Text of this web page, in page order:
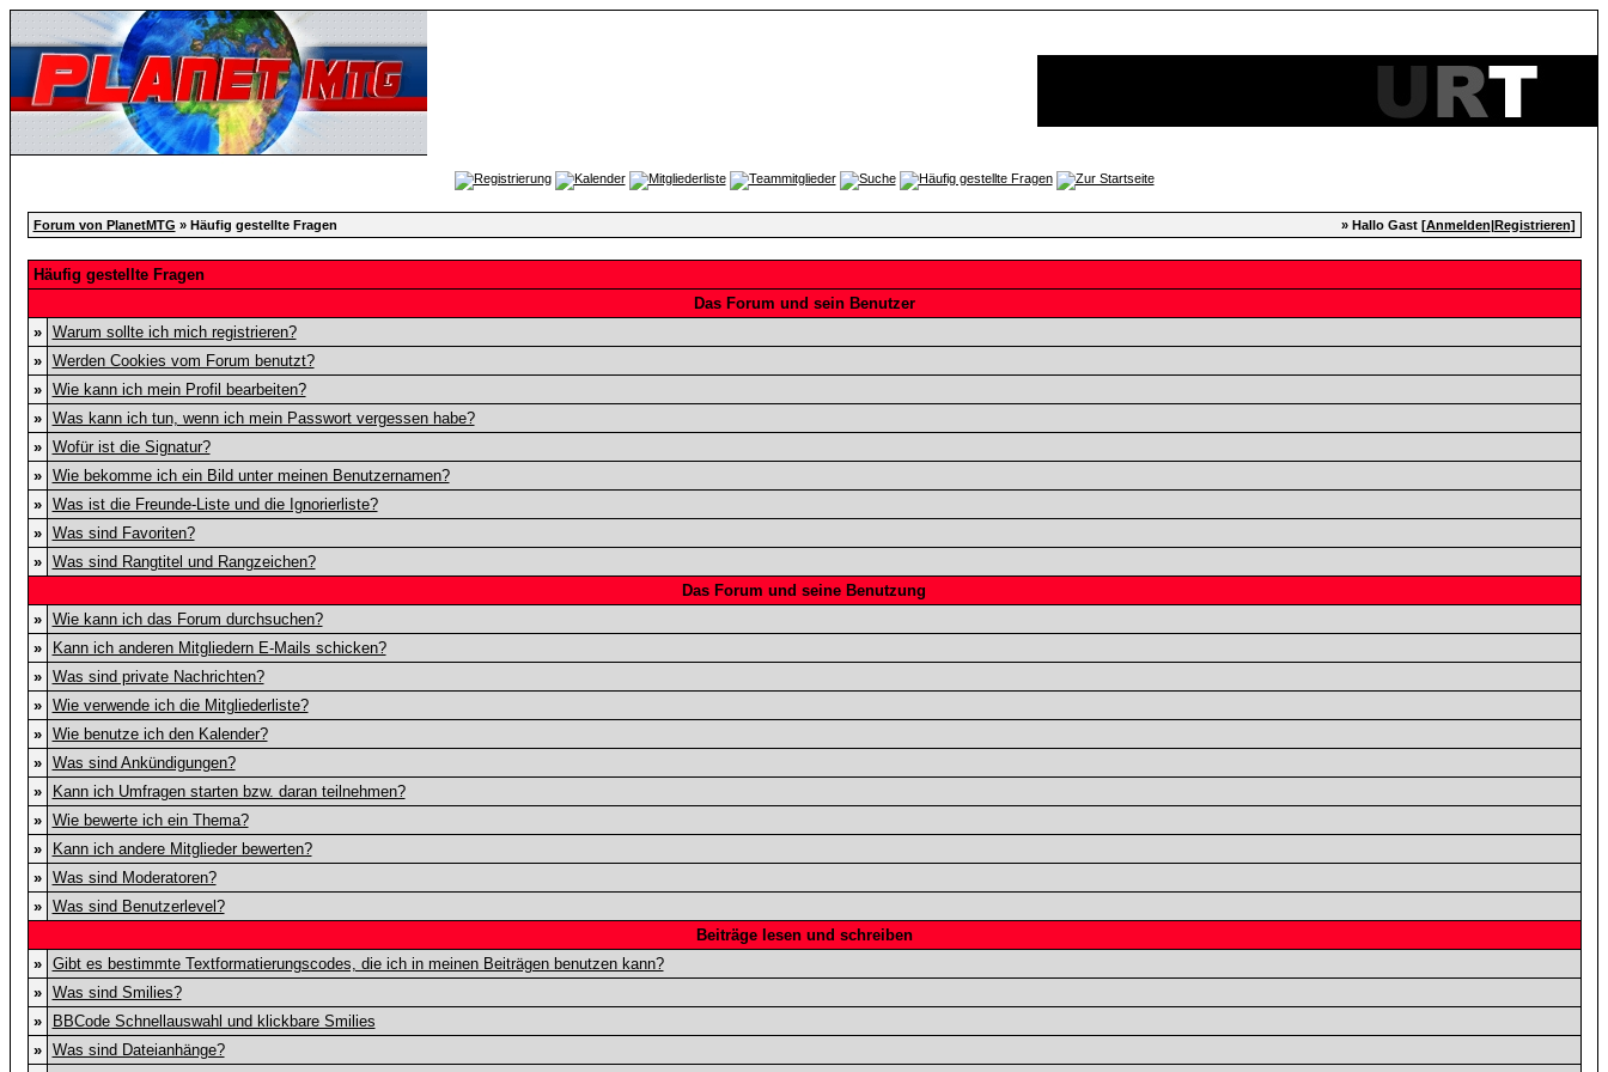
Forum von PlanetMTG » Häufig gestellte Fragen » Hallo Gast [Anmelden|Registrieren]
Häufig gestellte Fragen
Das Forum und sein Benutzer
»
Warum sollte ich mich registrieren?
»
Werden Cookies vom Forum benutzt?
»
Wie kann ich mein Profil bearbeiten?
»
Was kann ich tun, wenn ich mein Passwort vergessen habe?
»
Wofür ist die Signatur?
»
Wie bekomme ich ein Bild unter meinen Benutzernamen?
»
Was ist die Freunde-Liste und die Ignorierliste?
»
Was sind Favoriten?
»
Was sind Rangtitel und Rangzeichen?
Das Forum und seine Benutzung
»
Wie kann ich das Forum durchsuchen?
»
Kann ich anderen Mitgliedern E-Mails schicken?
»
Was sind private Nachrichten?
»
Wie verwende ich die Mitgliederliste?
»
Wie benutze ich den Kalender?
»
Was sind Ankündigungen?
»
Kann ich Umfragen starten bzw. daran teilnehmen?
»
Wie bewerte ich ein Thema?
»
Kann ich andere Mitglieder bewerten?
»
Was sind Moderatoren?
»
Was sind Benutzerlevel?
Beiträge lesen und schreiben
»
Gibt es bestimmte Textformatierungscodes, die ich in meinen Beiträgen benutzen kann?
»
Was sind Smilies?
»
BBCode Schnellauswahl und klickbare Smilies
»
Was sind Dateianhänge?